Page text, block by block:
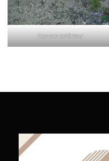
Espace extérieur